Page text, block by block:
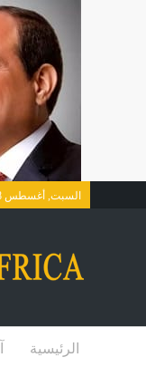
السبت, أغسطس 8, 2026
الرئيسية